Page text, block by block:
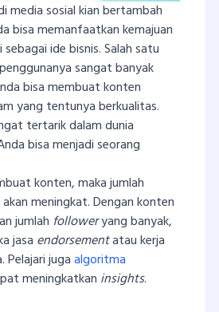
media sosial kian bertambah
bisa memanfaatkan kemajuan
ide bisnis. Salah satu
sangat banyak
bisa membuat konten
yang tentunya berkualitas.
tertarik dalam dunia
bisa menjadi seorang
konten, maka jumlah
meningkat. Dengan konten
jumlah followeryang banyak,
jasa endorsementatau kerja
Pelajari jugaalgoritma
meningkatkan insights.